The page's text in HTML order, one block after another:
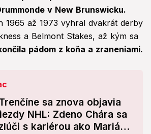
v New Brunswicku.
1965 až 1973 vyhral dvakrát derby
a Belmont Stakes, až kým sa
pádom z koňa a zraneniami.
sa znova objavia
NHL: Zdeno Chára sa
s kariérou ako Marián